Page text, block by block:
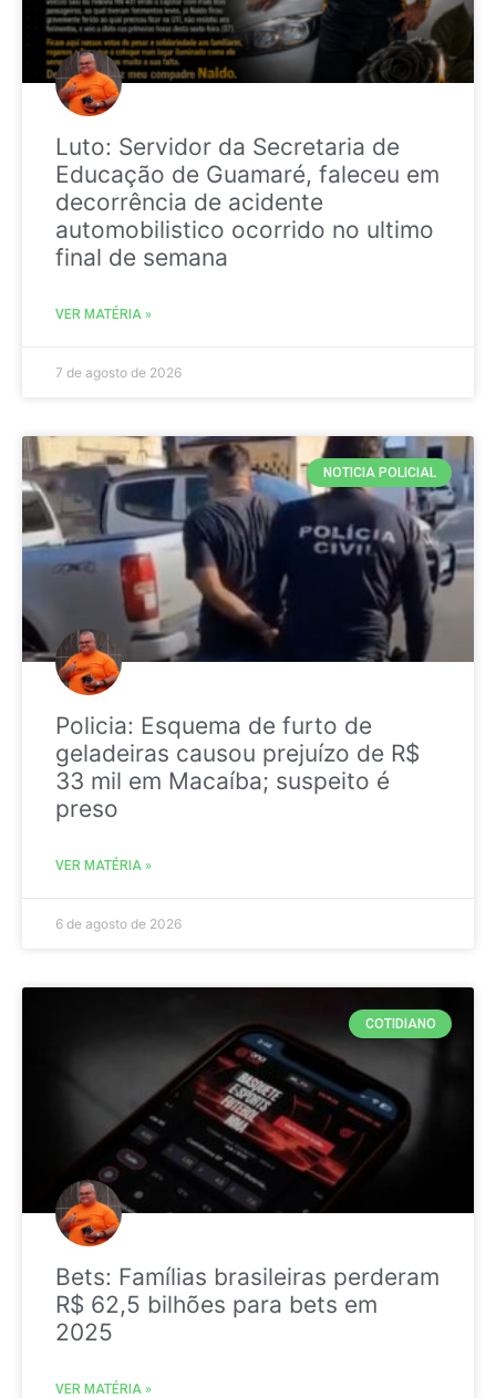
Luto: Servidor da Secretaria de
Educação de Guamaré, faleceu em
decorrência de acidente
automobilistico ocorrido no ultimo
final de semana
VER MATÉRIA »
7 de agosto de 2026
NOTICIA POLICIAL
Policia: Esquema de furto de
geladeiras causou prejuízo de R$
33 mil em Macaíba; suspeito é
preso
VER MATÉRIA »
6 de agosto de 2026
COTIDIANO
Bets: Famílias brasileiras perderam
R$ 62,5 bilhões para bets em
2025
VER MATÉRIA »